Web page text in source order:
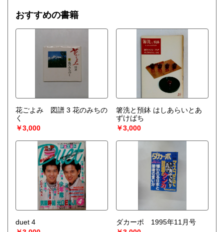
おすすめの書籍
花ごよみ 図譜 3 花のみちの
く
￥3,000
箸洗と預鉢 はしあらいとあ
ずけばち
￥3,000
duet 4
ダカーポ 1995年11月号